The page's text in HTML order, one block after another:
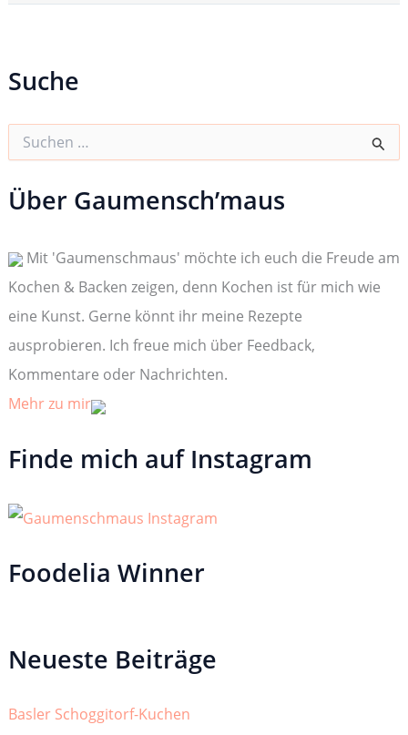
Suche
h
e
a
c
h
:
Über Gaumensch’maus
Mit 'Gaumenschmaus' möchte ich euch die Freude am
Kochen & Backen zeigen, denn Kochen ist für mich wie
eine Kunst. Gerne könnt ihr meine Rezepte
ausprobieren. Ich freue mich über Feedback,
Kommentare oder Nachrichten.
Mehr zu mir
Finde mich auf Instagram
Foodelia Winner
Neueste Beiträge
Basler Schoggitorf-Kuchen